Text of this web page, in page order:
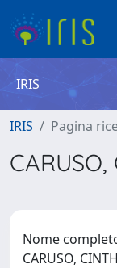
IRIS
IRIS Pagina
CARUSO,
Nome
CARUSO,